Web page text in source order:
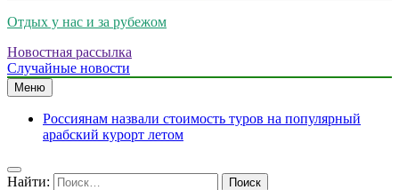
Отдых у нас и за рубежом
Новостная рассылка
Случайные новости
Меню
Россиянам назвали стоимость туров на популярный
арабский курорт летом
Найти: